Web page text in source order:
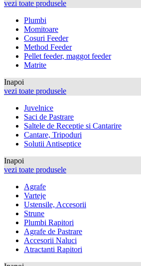
vezi toate produsele
Plumbi
Momitoare
Cosuri Feeder
Method Feeder
Pellet feeder, maggot feeder
Matrite
Inapoi
vezi toate produsele
Juvelnice
Saci de Pastrare
Saltele de Receptie si Cantarire
Cantare, Tripoduri
Solutii Antiseptice
Inapoi
vezi toate produsele
Agrafe
Varteje
Ustensile, Accesorii
Strune
Plumbi Rapitori
Agrafe de Pastrare
Accesorii Naluci
Atractanti Rapitori